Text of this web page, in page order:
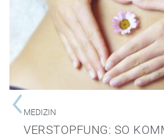
MEDIZIN
VERSTOPFUNG: SO